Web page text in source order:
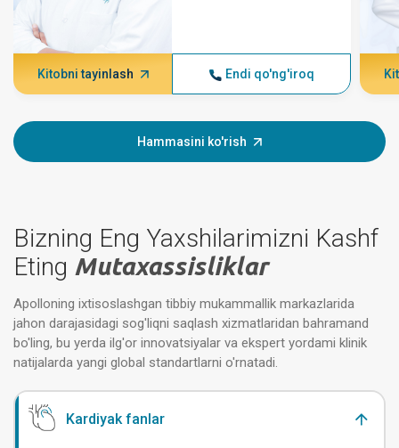
Kitobni tayinlash Endi qo'ng'iroq
Hammasini ko'rish
Bizning Eng Yaxshilarimizni Kashf
Eting Mutaxassisliklar
Apolloning ixtisoslashgan tibbiy mukammallik markazlarida
jahon darajasidagi sog'liqni saqlash xizmatlaridan bahramand
bo'ling, bu yerda ilg'or innovatsiyalar va ekspert yordami klinik
natijalarda yangi global standartlarni o'rnatadi.
Kardiyak fanlar